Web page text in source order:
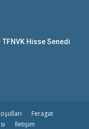
TFNVK Hisse Senedi
Feragat
İletişim